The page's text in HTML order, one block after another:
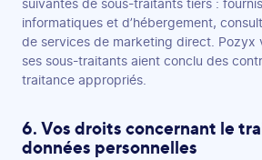
suivantes de sous-traitants tiers :
informatiques et d’hébergement,
de services de marketing direct. Pozyx
ses sous-traitants aient conclu des
traitance appropriés.
6. Vos droits concernant le
données personnelles